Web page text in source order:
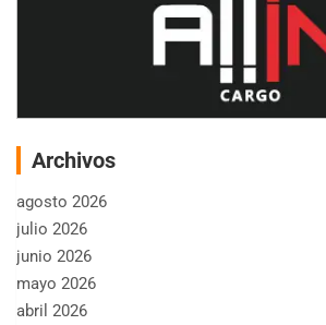
Archivos
agosto 2026
julio 2026
junio 2026
mayo 2026
abril 2026